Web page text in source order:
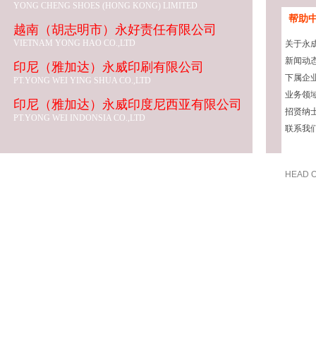
YONG CHENG SHOES (HONG KONG) LIMITED
越南（胡志明市）永好责任有限公司
VIETNAM YONG HAO CO.,LTD
印尼（雅加达）永威印刷有限公司
PT.YONG WEI YING SHUA CO.,LTD
印尼（雅加达）永威印度尼西亚有限公司
PT.YONG WEI INDONSIA CO.,LTD
帮助
关于永
新闻动
下属企
业务领
招贤纳
联系我
HEAD